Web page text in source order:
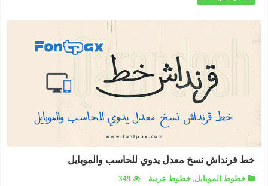
خط قرنداش نسخ معدل يدوي للحاسب والموبايل
خطوط الموبايل,خطوط عربية
349